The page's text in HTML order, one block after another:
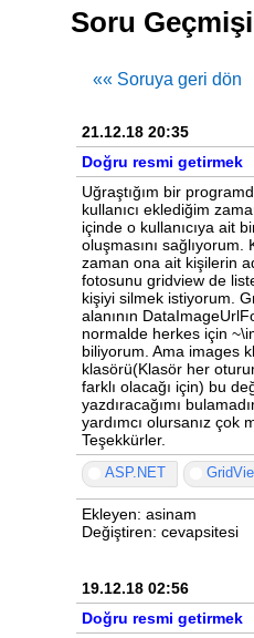
Soru Geçmişi
«« Soruya geri dön
21.12.18 20:35
Doğru resmi getirmek
Uğraştığım bir
kullanıcı eklediğim
içinde o kullanıcıya ait
oluşmasını sağlıyorum.
zaman ona ait kişilerin
fotosunu gridview de
kişiyi silmek istiyorum.
alanının
normalde herkes için
biliyorum. Ama images
klasörü(Klasör her
farklı olacağı için) bu
yazdıracağımı
yardımcı olursanız çok
Teşekkürler.
ASP.NET
Ekleyen: asinam
Değiştiren: cevapsitesi
19.12.18 02:56
Doğru resmi getirmek